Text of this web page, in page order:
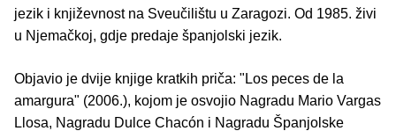
jezik i književnost na Sveučilištu u Zaragozi. Od 1985. živi
u Njemačkoj, gdje predaje španjolski jezik.
Objavio je dvije knjige kratkih priča: "Los peces de la
amargura" (2006.), kojom je osvojio Nagradu Mario Vargas
Llosa, Nagradu Dulce Chacón i Nagradu Španjolske